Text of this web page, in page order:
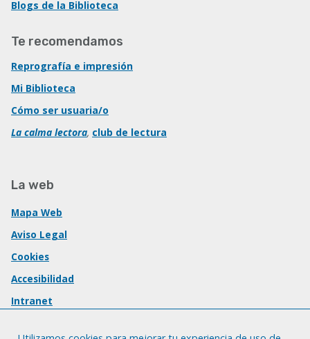
Blogs de la Biblioteca
Te recomendamos
Reprografía e impresión
Mi Biblioteca
Cómo ser usuaria/o
La calma lectora, club de lectura
La web
Mapa Web
Aviso Legal
Cookies
Accesibilidad
Intranet